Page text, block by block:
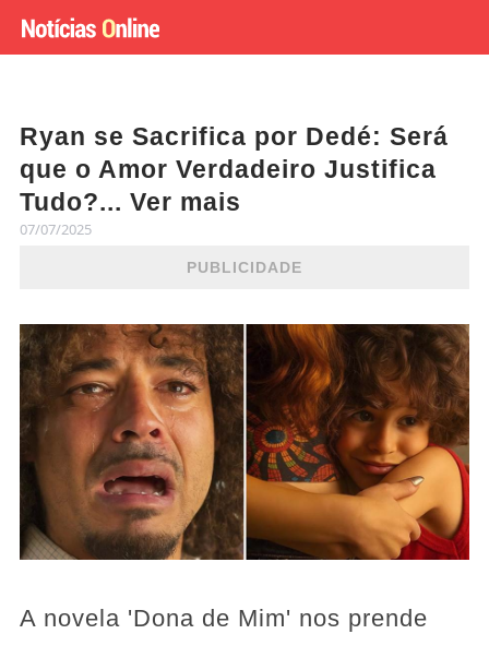
Ryan se Sacrifica por Dedé: Será
que o Amor Verdadeiro Justifica
Tudo?... Ver mais
07/07/2025
PUBLICIDADE
A novela 'Dona de Mim' nos prende